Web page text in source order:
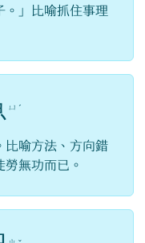
。」比喻抓住事理
ㄩ ˊ
比喻方法、方向錯
無功而已。